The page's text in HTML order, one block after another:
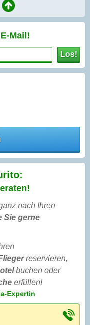
E-Mail!
Los!
nach Ihren
Sie gerne
reservieren,
buchen oder
erfüllen!
Expertin